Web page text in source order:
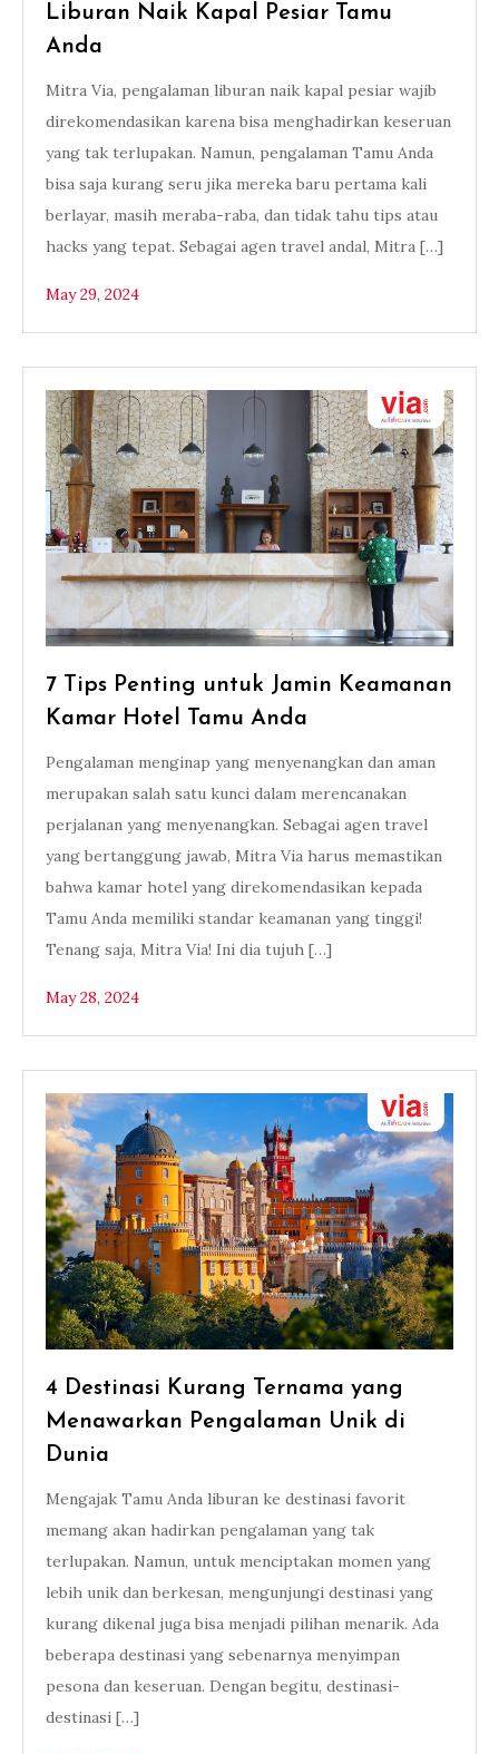
Liburan Naik Kapal Pesiar Tamu
Anda
Mitra Via, pengalaman liburan naik kapal pesiar wajib
direkomendasikan karena bisa menghadirkan keseruan
yang tak terlupakan. Namun, pengalaman Tamu Anda
bisa saja kurang seru jika mereka baru pertama kali
berlayar, masih meraba-raba, dan tidak tahu tips atau
hacks yang tepat. Sebagai agen travel andal, Mitra […]
May 29, 2024
7 Tips Penting untuk Jamin Keamanan
Kamar Hotel Tamu Anda
Pengalaman menginap yang menyenangkan dan aman
merupakan salah satu kunci dalam merencanakan
perjalanan yang menyenangkan. Sebagai agen travel
yang bertanggung jawab, Mitra Via harus memastikan
bahwa kamar hotel yang direkomendasikan kepada
Tamu Anda memiliki standar keamanan yang tinggi!
Tenang saja, Mitra Via! Ini dia tujuh […]
May 28, 2024
4 Destinasi Kurang Ternama yang
Menawarkan Pengalaman Unik di
Dunia
Mengajak Tamu Anda liburan ke destinasi favorit
memang akan hadirkan pengalaman yang tak
terlupakan. Namun, untuk menciptakan momen yang
lebih unik dan berkesan, mengunjungi destinasi yang
kurang dikenal juga bisa menjadi pilihan menarik. Ada
beberapa destinasi yang sebenarnya menyimpan
pesona dan keseruan. Dengan begitu, destinasi-
destinasi […]